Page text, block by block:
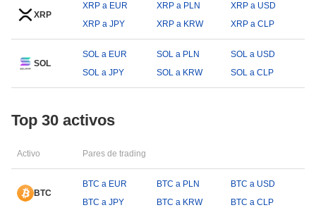
XRP
XRP a EUR XRP a PLN
XRP a USD
XRP a JPY
XRP a KRW XRP a CLP
SOL
SOL a EUR SOL a PLN
SOL a USD
SOL a JPY
SOL a KRW SOL a CLP
Top 30 activos
Activo Pares de trading
BTC
BTC a EUR BTC a PLN
BTC a USD
BTC a JPY
BTC a KRW BTC a CLP